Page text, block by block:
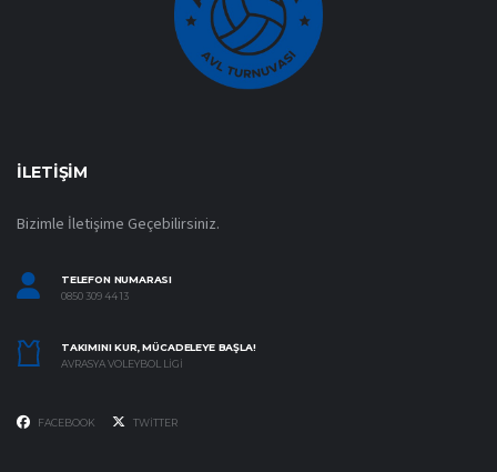
İLETIŞIM
Bizimle İletişime Geçebilirsiniz.
TELEFON NUMARASI
0850 309 44 13
TAKIMINI KUR, MÜCADELEYE BAŞLA!
AVRASYA VOLEYBOL LIGI
FACEBOOK TWITTER